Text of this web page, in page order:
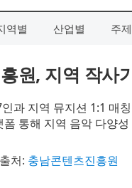
역별 산업별 주
원, 지역 작사
과 지역 뮤지션 1:1 매
통해 지역 음악 다양성
출처: 충남콘텐츠진흥원